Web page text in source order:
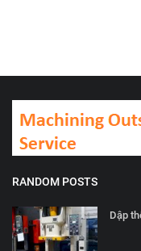
RANDOM POSTS
Dập